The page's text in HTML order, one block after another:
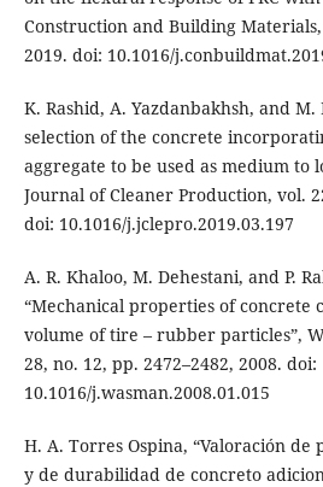
Construction and Building
2019. doi: 10.1016/
K. Rashid, A. Yazdanbakhsh, and M.
selection of the concrete
aggregate to be used as medium to
Journal of Cleaner Production, vol.
doi: 10.1016/j.jclepro.2019.03.197
A. R. Khaloo, M. Dehestani, and P.
“Mechanical properties of concrete
volume of tire – rubber particles”,
28, no. 12, pp. 2472–2482, 2008. doi:
10.1016/j.wasman.2008.01.015
H. A. Torres Ospina, “Valoración de
y de durabilidad de concreto